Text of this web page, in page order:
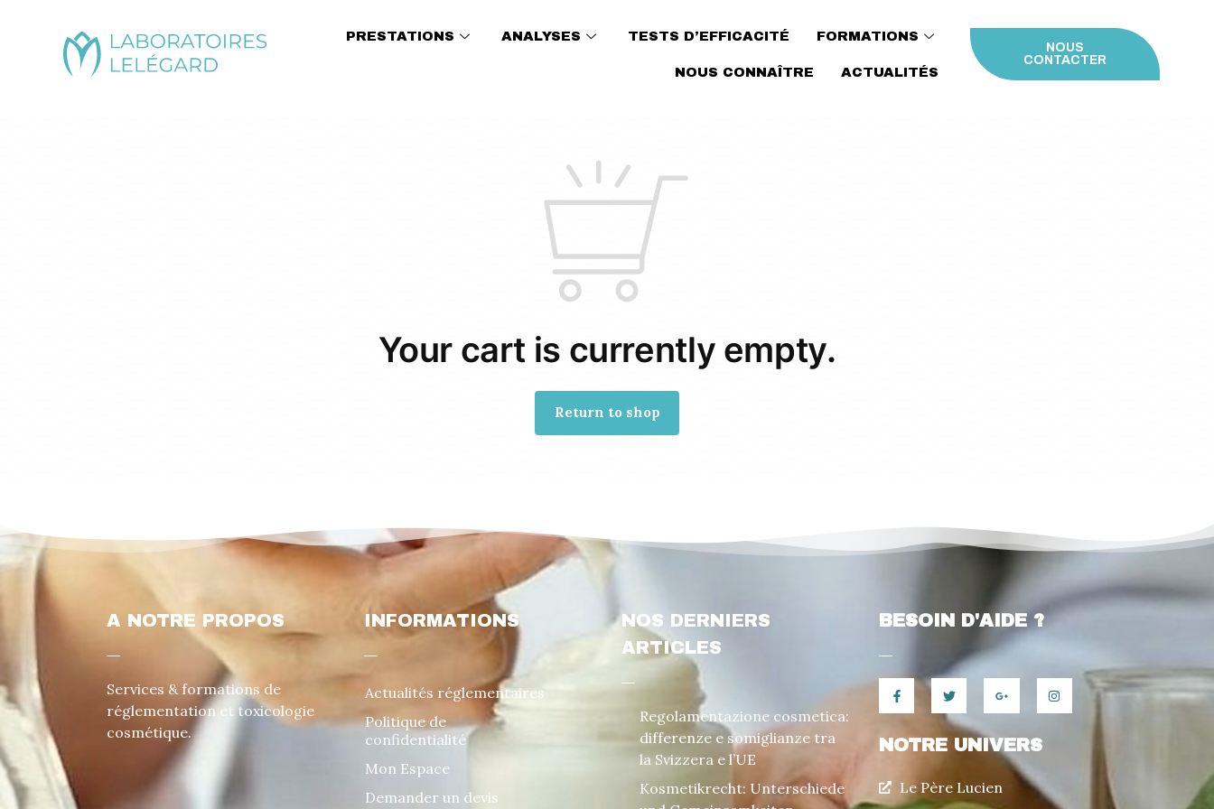
PRESTATIONS ANALYSES TESTS D’EFFICACITÉ FORMATIONS
NOUS CONNAÎTRE ACTUALITÉS
NOUS
CONTACTER
Your cart is currently empty.
Return to shop
A NOTRE PROPOS
Services & formations de
réglementation et toxicologie
cosmétique.
INFORMATIONS
Actualités réglementaires
Politique de
confidentialité
Mon Espace
Demander un devis
NOS DERNIERS
ARTICLES
Regolamentazione cosmetica:
differenze e somiglianze tra
la Svizzera e l’UE
Kosmetikrecht: Unterschiede
BESOIN D'AIDE ?
NOTRE UNIVERS
Le Père Lucien
Deutsch
French (Schweiz)
Deutsch (Schweiz)